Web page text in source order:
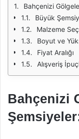
Bahçenizi
Büyük
Malzeme
Boyut ve
Fiyat Aralığı
Alışveriş
Bahçenizi